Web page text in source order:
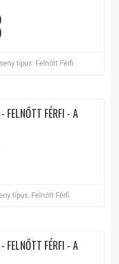
típus: Felnőtt Férfi
FELNŐTT FÉRFI - A
típus: Felnőtt Férfi
FELNŐTT FÉRFI - A